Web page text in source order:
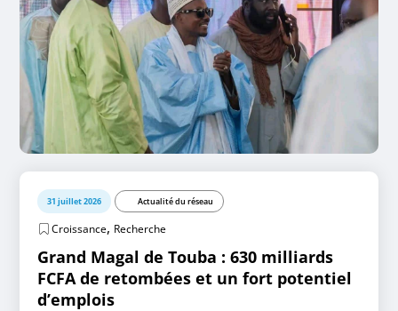
31 juillet 2026 Actualité du réseau
Croissance, Recherche
Grand Magal de Touba : 630 milliards
FCFA de retombées et un fort potentiel
d’emplois